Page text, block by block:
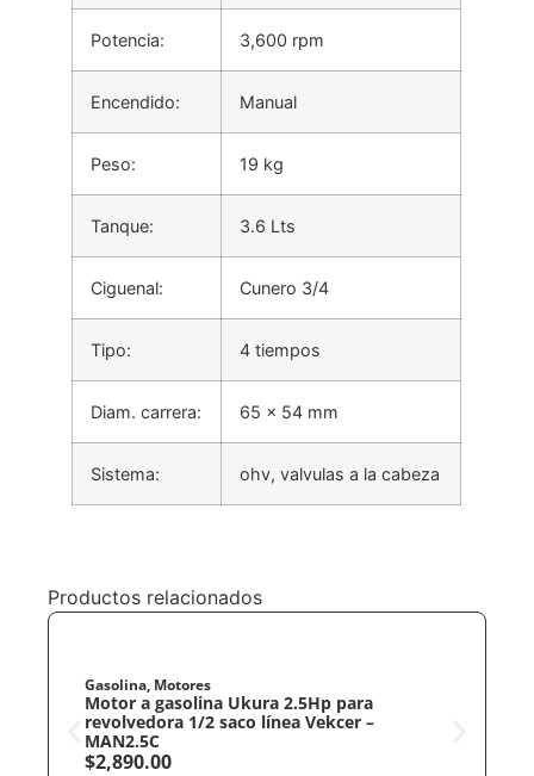
Potencia: 3,600 rpm
Encendido: Manual
Peso: 19 kg
Tanque: 3.6 Lts
Ciguenal: Cunero 3/4
Tipo: 4 tiempos
Diam. carrera: 65 x 54 mm
Sistema: ohv, valvulas a la cabeza
Productos relacionados
Gasolina, Motores
Motor a gasolina Ukura 2.5Hp para
revolvedora 1/2 saco línea Vekcer –
MAN2.5C
$2,890.00